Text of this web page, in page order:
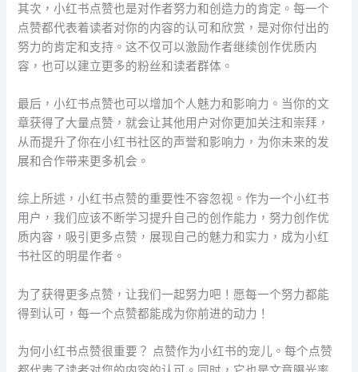
其次，小红书点赞也是对作者努力和创造力的肯定。每一个
点赞都代表着读者对你的内容的认可和欣赏，是对你付出的
努力的肯定和支持。这不仅可以激励作者继续创作优质内
容，也可以建立更多的粉丝和读者群体。
最后，小红书点赞也可以增加个人魅力和影响力。当你的文
章获得了大量点赞，就会让其他用户对你更加关注和崇拜，
从而提升了你在小红书社区的声誉和影响力，为你未来的发
展和合作带来更多机会。
综上所述，小红书点赞的重要性不容忽视。作为一个小红书
用户，我们应该不断学习提升自己的创作能力，努力创作优
质内容，吸引更多点赞，展现自己的魅力和实力，成为小红
书社区的明星作者。
为了获得更多点赞，让我们一起努力吧！愿每一个努力都能
得到认可，每一个点赞都能成为你前进的动力！
为何小红书点赞很重要？ 点赞作为小红书的宠儿。每个点赞